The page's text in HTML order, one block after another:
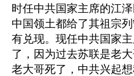
时任中共国家主席的江
中国领土都给了其祖宗
有兑现。现任中共国家
了，因为过去苏联是老
老大哥死了，中共兴起